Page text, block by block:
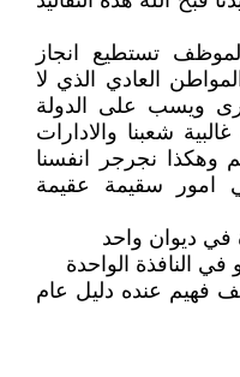
تستطيع انجاز
العادي الذي لا
ويسب على الدولة
شعبنا والادارات
وهكذا نجرجر انفسنا
امور سقيمة عقيمة
في ديوان واحد
النافذة الواحدة
فهيم عنده دليل عام